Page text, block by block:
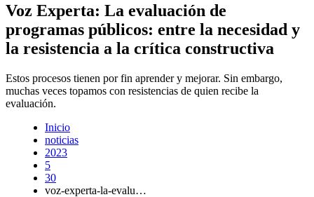
Voz Experta: La evaluación de
programas públicos: entre la necesidad y
la resistencia a la crítica constructiva
Estos procesos tienen por fin aprender y mejorar. Sin embargo,
muchas veces topamos con resistencias de quien recibe la
evaluación.
Inicio
noticias
2023
5
30
voz-experta-la-evalu…